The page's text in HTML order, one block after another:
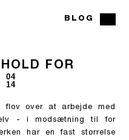
BLOG
FOR
04
14
flov over at arbejde med
- i modsætning til for
har en fast størrelse